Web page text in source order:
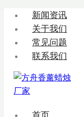
新闻资讯
关于我们
常见问题
联系我们
首页